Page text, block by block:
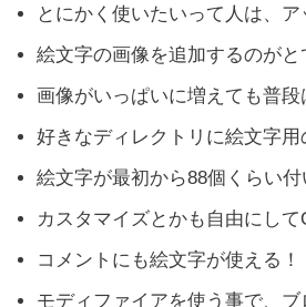
とにかく使いたいって人は、
絵文字の画像を追加するのがと
画像がいっぱいに増えても普段
好きなディレクトリに絵文字用
絵文字が最初から88個くらい付
カスタマイズとかも自由にして
コメントにも絵文字が使える！
モディファイアを使う事で、